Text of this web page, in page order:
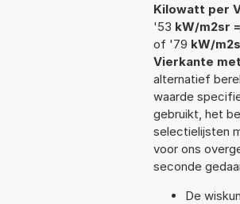
Kilowatt per
'53 kW/m2sr
of '79 kW/
Vierkante
alternatief
waarde
gebruikt, het
selectielijsten
voor ons
seconde
De